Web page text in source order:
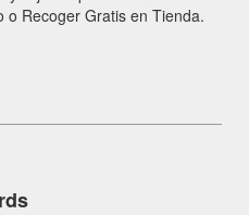
o Recoger Gratis en Tienda.